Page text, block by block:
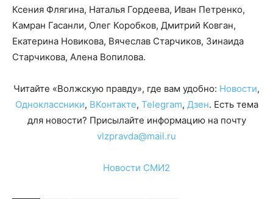
Ксения Флягина, Наталья Гордеева, Иван Петренко,
Камран Гасанли, Олег Коробков, Дмитрий Ковган,
Екатерина Новикова, Вячеслав Старчиков, Зинаида
Старчикова, Алена Вопилова.
Читайте «Волжскую правду», где вам удобно: Новости,
Одноклассники, ВКонтакте, Telegram, Дзен. Есть тема
для новости? Присылайте информацию на почту
vlzpravda@mail.ru
Новости СМИ2